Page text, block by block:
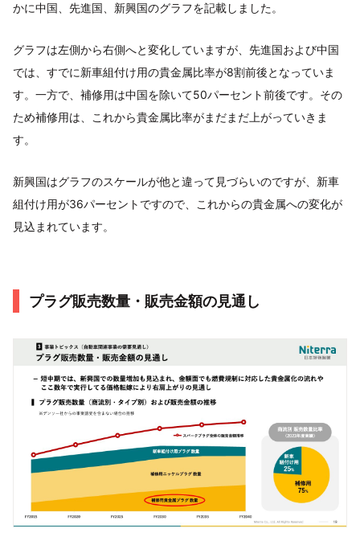
かに中国、先進国、新興国のグラフを記載しました。
グラフは左側から右側へと変化していますが、先進国および中国
では、すでに新車組付け用の貴金属比率が8割前後となっていま
す。一方で、補修用は中国を除いて50パーセント前後です。その
ため補修用は、これから貴金属比率がまだまだ上がっていきま
す。
新興国はグラフのスケールが他と違って見づらいのですが、新車
組付け用が36パーセントですので、これからの貴金属への変化が
見込まれています。
プラグ販売数量・販売金額の見通し